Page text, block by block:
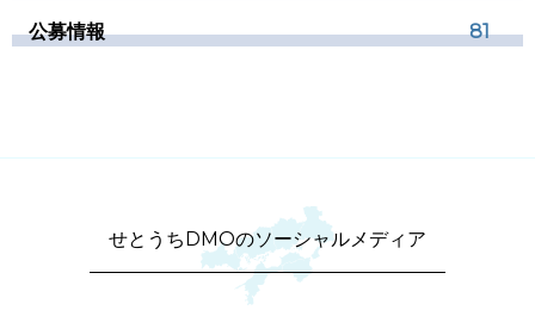
公募情報 81
せとうちDMOのソーシャルメディア